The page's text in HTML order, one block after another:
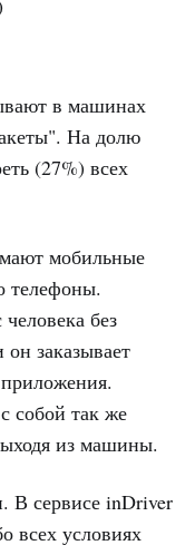
в машинах
На долю
(27%) всех
мобильные
телефоны.
без
заказывает
собой так же
из машины.
В сервисе inDriver
всех условиях